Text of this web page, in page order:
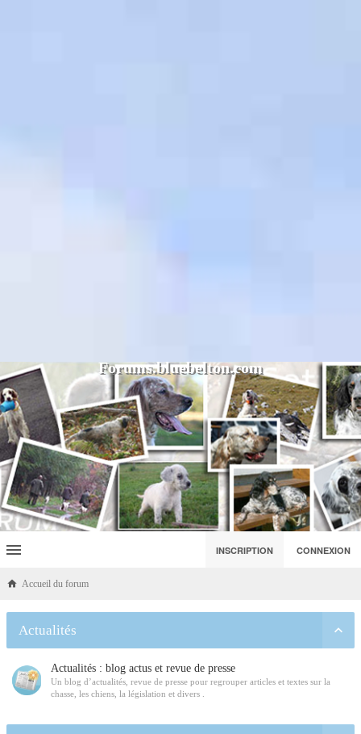
Forums.bluebelton.com
INSCRIPTION CONNEXION
Accueil du forum
Actualités
Actualités : blog actus et revue de presse
Un blog d’actualités, revue de presse pour regrouper articles et textes sur la
chasse, les chiens, la législation et divers .